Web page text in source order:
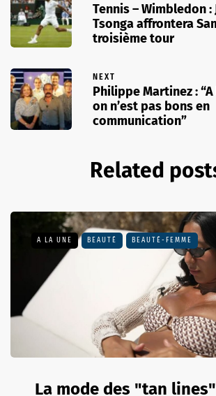
Tennis – Wimbledon
Tsonga affrontera
troisième tour
NEXT
Philippe Martinez : “A
on n’est pas bons en
communication”
Related
A LA UNE BEAUTÉ BEAUTÉ-FEMME
La mode des "tan